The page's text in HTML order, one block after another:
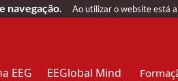
EEG EEGlobal Mind
navegação. Ao utilizar o website está